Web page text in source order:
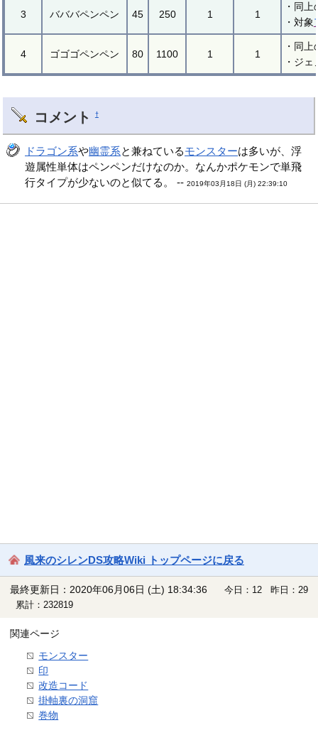
3 バババペンペン 45 250 1 1
・同
・対象
4 ゴゴゴペンペン 80 1100 1 1
・同
・ジ
コメント †
ドラゴン系や幽霊系と兼ねているモンスターは多いが、浮
遊属性単体はペンペンだけなのか。なんかポケモンで単飛
行タイプが少ないのと似てる。 --2019年03月18日 (月) 22:39:10
風来のシレンDS攻略Wiki トップページに戻る
最終更新日：2020年06月06日 (土) 18:34:36
今日：12 昨日：29
累計：232819
関連ページ
モンスター
印
改造コード
掛軸裏の洞窟
巻物